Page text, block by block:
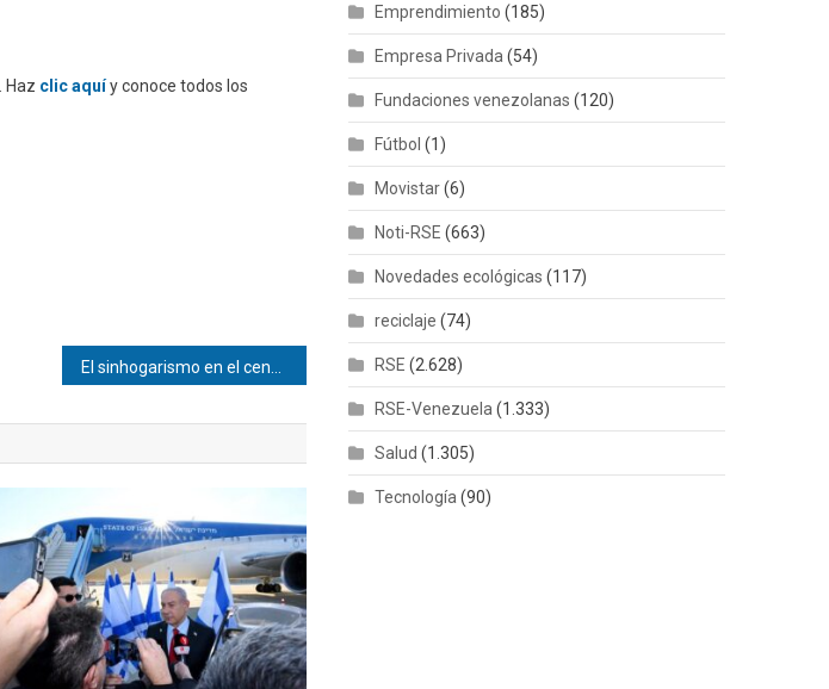
. Haz clic aquíy conoce todos los
Emprendimiento (185)
Empresa Privada (54)
Fundaciones venezolanas (120)
Fútbol (1)
Movistar(6)
Noti-RSE (663)
Novedades ecológicas (117)
reciclaje (74)
RSE (2.628)
RSE-Venezuela (1.333)
Salud (1.305)
Tecnología (90)